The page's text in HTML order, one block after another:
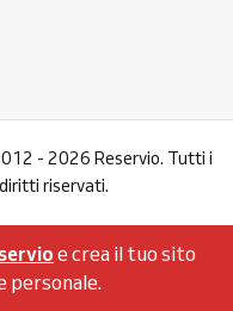
- 2026 Reservio. Tutti i
diritti riservati.
e crea il tuo sito
personale.